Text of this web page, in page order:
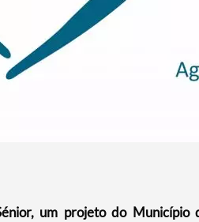
um projeto do